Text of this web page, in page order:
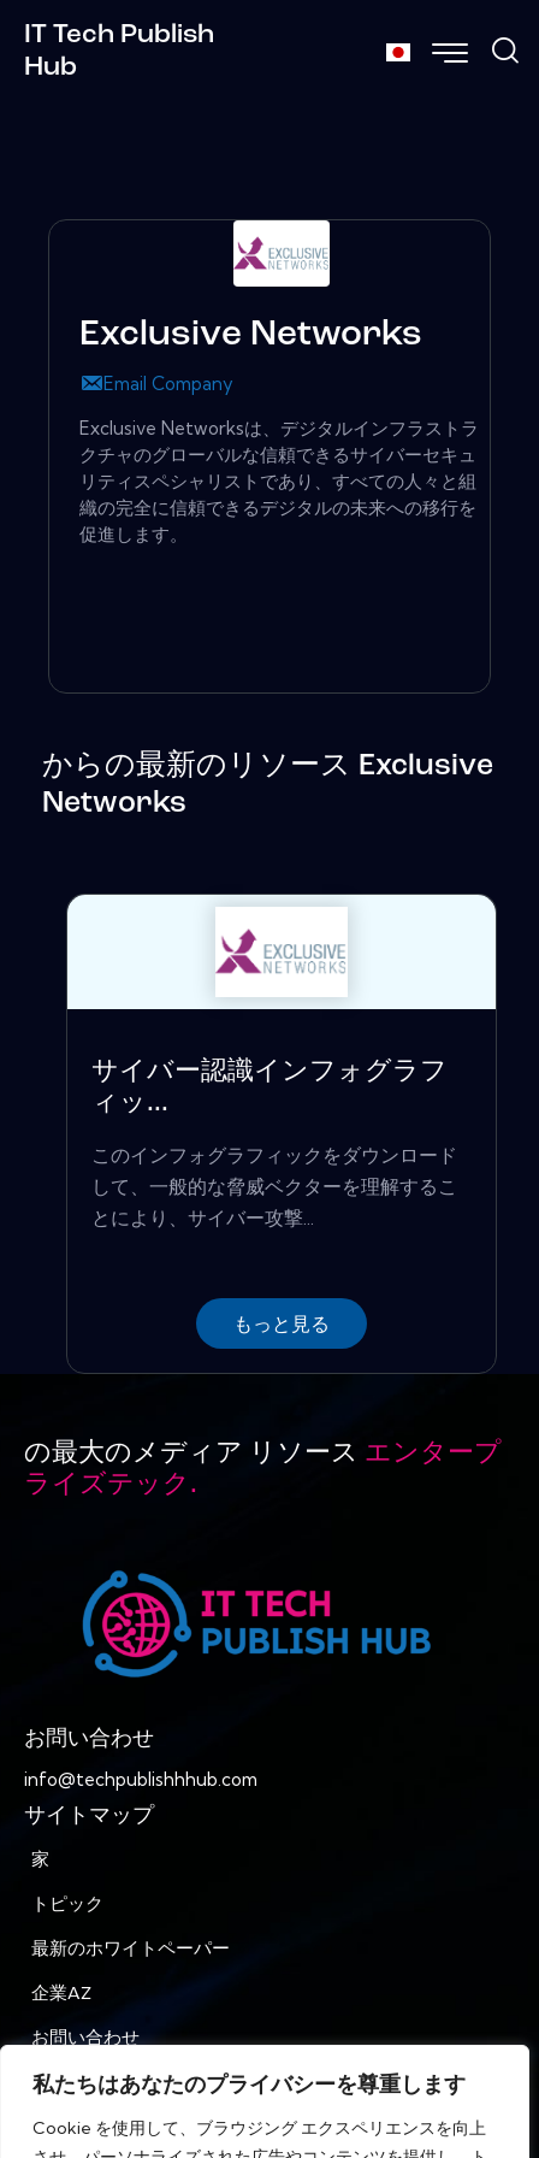
私たちはあなたのプライバシーを尊重します
Cookie を使用して、ブラウジング エクスペリエンスを向上
IT Tech Publish
Hub
Exclusive Networks
Email Company
Exclusive Networksは、デジタルインフラストラ
クチャのグローバルな信頼できるサイバーセキュ
リティスペシャリストであり、すべての人々と組
織の完全に信頼できるデジタルの未来への移行を
促進します。
からの最新のリソース Exclusive
Networks
サイバー認識インフォグラフ
ィッ...
このインフォグラフィックをダウンロード
して、一般的な脅威ベクターを理解するこ
とにより、サイバー攻撃...
もっと見る
の最大のメディア リソース エンタープ
ライズテック.
お問い合わせ
info@techpublishhhub.com
サイトマップ
家
トピック
最新のホワイトペーパー
企業AZ
お問い合わせ
プライバシー
利用規約